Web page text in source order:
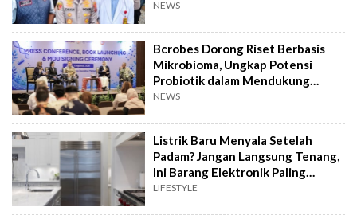
NEWS
Bcrobes Dorong Riset Berbasis
Mikrobioma, Ungkap Potensi
Probiotik dalam Mendukung
Terapi Jerawat
NEWS
Listrik Baru Menyala Setelah
Padam? Jangan Langsung Tenang,
Ini Barang Elektronik Paling
Rawan Rusak
LIFESTYLE